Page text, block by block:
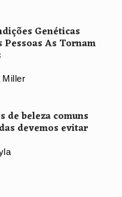
Genéticas
Pessoas As Tornam
Miller
de beleza comuns
devemos evitar